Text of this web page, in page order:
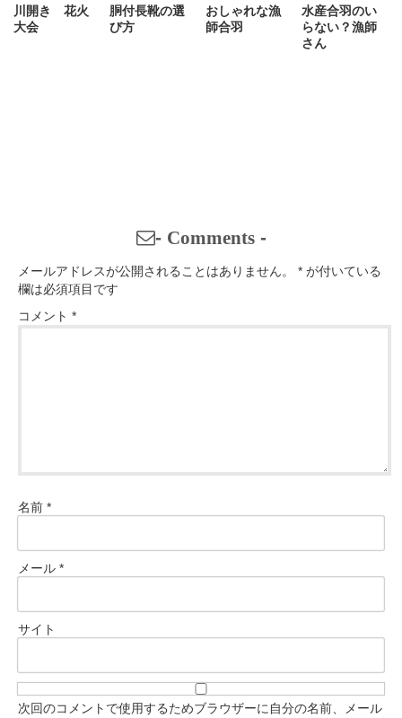
川開き 花火
大会
胴付長靴の選
び方
おしゃれな漁
師合羽
水産合羽のい
らない？漁師
さん
- Comments-
メールアドレスが公開されることはありません。 * が付いている
欄は必須項目です
コメント *
名前 *
メール *
サイト
次回のコメントで使用するためブラウザーに自分の名前、メール